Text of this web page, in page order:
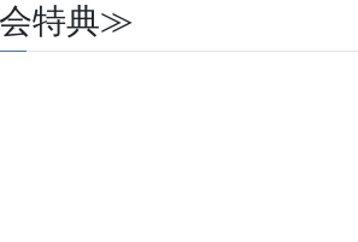
特典≫